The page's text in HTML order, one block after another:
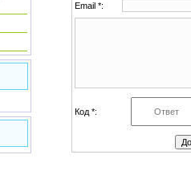
Email *:
Код *: